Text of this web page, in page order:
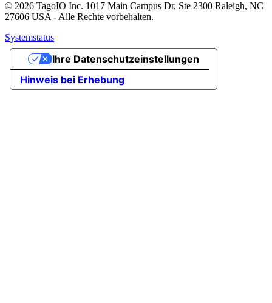
© 2026 TagoIO Inc. 1017 Main Campus Dr, Ste 2300 Raleigh, NC
27606 USA - Alle Rechte vorbehalten.
Systemstatus
Hinweis bei Erhebung
Ihre Datenschutzeinstellungen